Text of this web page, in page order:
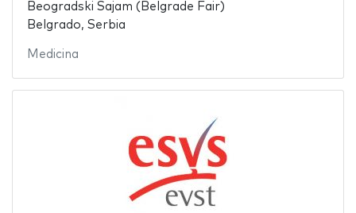
Beogradski Sajam (Belgrade Fair)
Belgrado, Serbia
Medicina